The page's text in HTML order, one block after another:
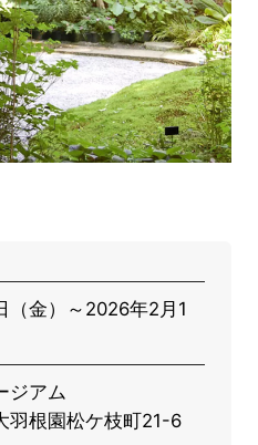
（金）～2026年2月1
ジアム
羽根園松ケ枝町21-6